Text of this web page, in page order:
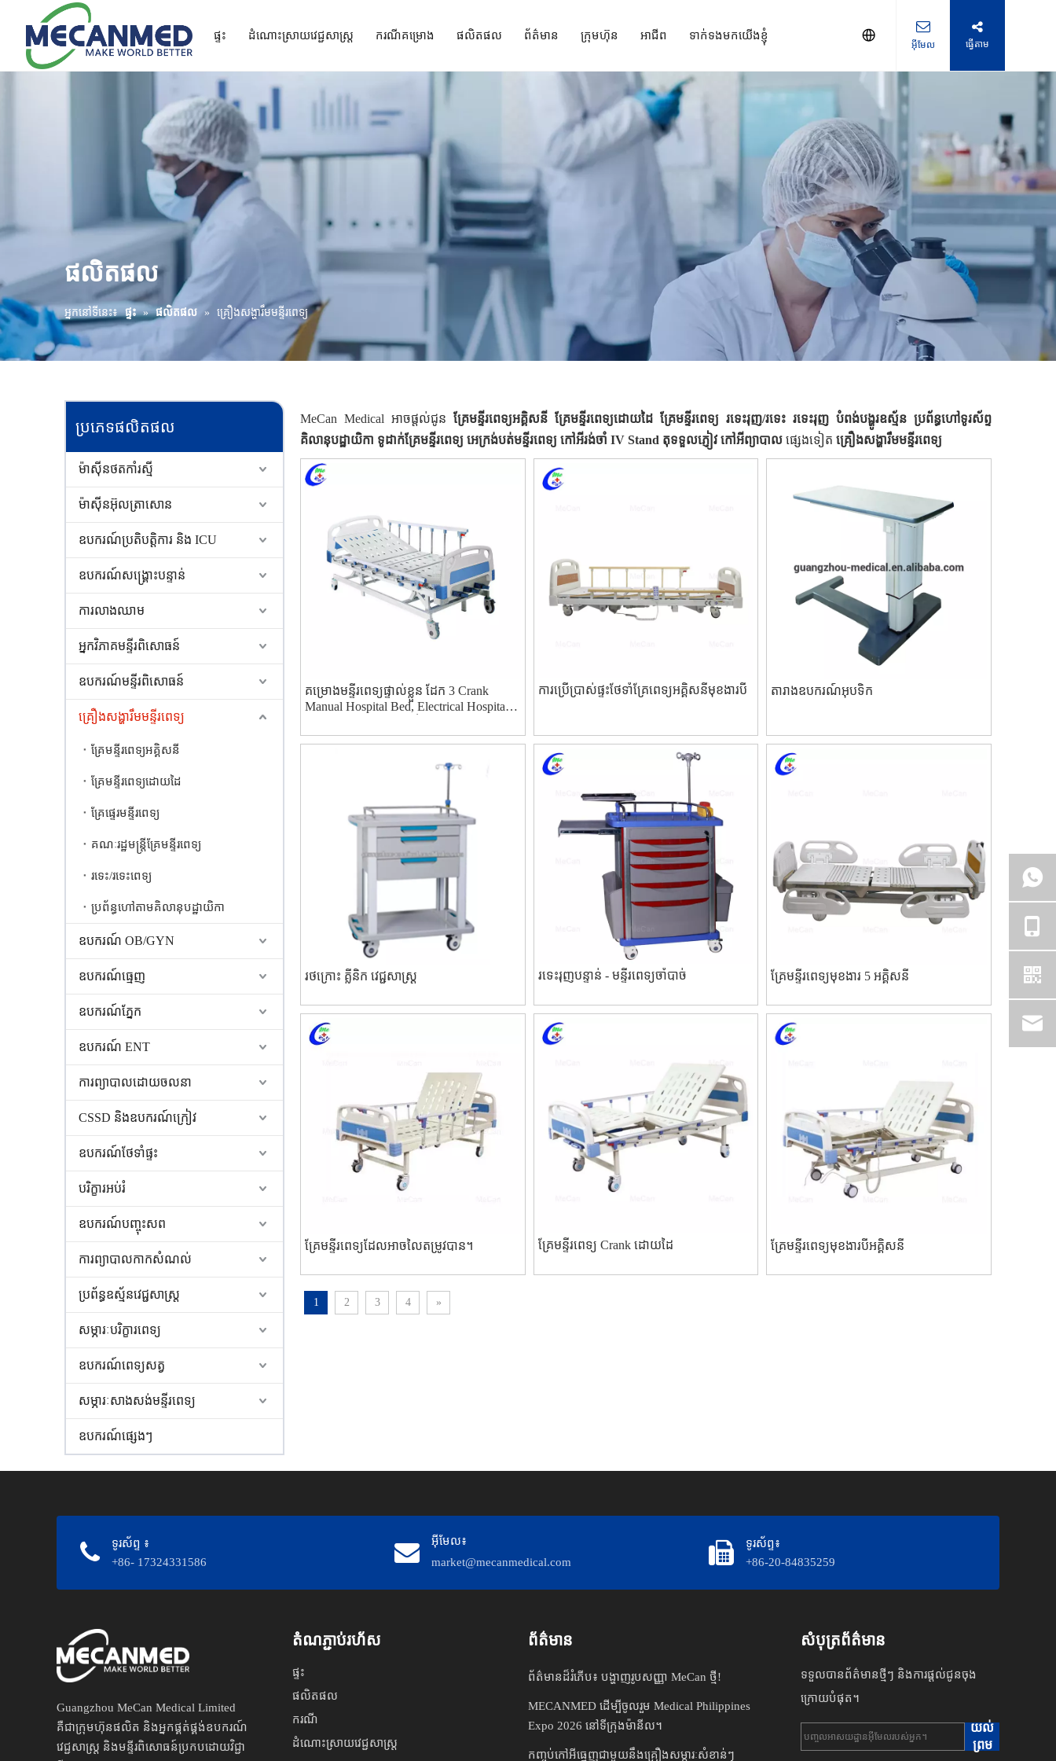
ផ្ទះ ដំណោះស្រាយវេជ្ជសាស្រ្ត ករណីគម្រោង ផលិតផល ព័ត៌មាន ក្រុមហ៊ុន អាជីព ទាក់ទងមកយើងខ្ញុំ
អ៊ីមែល ធ្វើតាម
ផលិតផល
អ្នកនៅទីនេះ៖ ផ្ទះ » ផលិតផល » គ្រឿងសង្ហារឹមមន្ទីរពេទ្យ
ប្រភេទផលិតផល
ម៉ាស៊ីនថតកាំរស្មី
ម៉ាស៊ីនអ៊ុលត្រាសោន
ឧបករណ៍ប្រតិបត្តិការ និង ICU
ឧបករណ៍សង្គ្រោះបន្ទាន់
ការលាងឈាម
អ្នកវិភាគមន្ទីរពិសោធន៍
ឧបករណ៍មន្ទីរពិសោធន៍
គ្រឿងសង្ហារឹមមន្ទីរពេទ្យ
គ្រែមន្ទីរពេទ្យអគ្គិសនី
គ្រែមន្ទីរពេទ្យដោយដៃ
គ្រែផ្ទេរមន្ទីរពេទ្យ
គណៈរដ្ឋមន្ត្រីគ្រែមន្ទីរពេទ្យ
រទេះ/រទេះពេទ្យ
ប្រព័ន្ធហៅតាមគិលានុបដ្ឋាយិកា
ឧបករណ៍ OB/GYN
ឧបករណ៍ធ្មេញ
ឧបករណ៍ភ្នែក
ឧបករណ៍ ENT
ការព្យាបាលដោយចលនា
CSSD និងឧបករណ៍ក្រៀវ
ឧបករណ៍ថែទាំផ្ទះ
បរិក្ខារអប់រំ
ឧបករណ៍បញ្ចុះសព
ការព្យាបាលកាកសំណល់
ប្រព័ន្ធឧស្ម័នវេជ្ជសាស្ត្រ
សម្ភារៈបរិក្ខារពេទ្យ
ឧបករណ៍ពេទ្យសត្វ
សម្ភារៈសាងសង់មន្ទីរពេទ្យ
ឧបករណ៍ផ្សេងៗ
MeCan Medical អាចផ្តល់ជូន គ្រែមន្ទីរពេទ្យអគ្គិសនី គ្រែមន្ទីរពេទ្យដោយដៃ គ្រែមន្ទីរពេទ្យ រទេះរុញ/រទេះ រទេះរុញ បំពង់បង្ហូរឧស្ម័ន ប្រព័ន្ធហៅទូរស័ព្ទ
គិលានុបដ្ឋាយិកា ទូដាក់គ្រែមន្ទីរពេទ្យ អេក្រង់បត់មន្ទីរពេទ្យ កៅអីរង់ចាំ IV Stand តុទទួលភ្ញៀវ កៅអីព្យាបាល ផ្សេងទៀត គ្រឿងសង្ហារឹមមន្ទីរពេទ្យ
គម្រោងមន្ទីរពេទ្យផ្ទាល់ខ្លួន ដែក 3 Crank
Manual Hospital Bed, Electrical Hospital
ការប្រើប្រាស់ផ្ទះថែទាំគ្រែពេទ្យអគ្គិសនីមុខងារបី តារាងឧបករណ៍អុបទិក
រថក្រោះ គ្លីនិក វេជ្ជសាស្រ្ដ រទេះរុញបន្ទាន់ - មន្ទីរពេទ្យចាំបាច់ គ្រែមន្ទីរពេទ្យមុខងារ 5 អគ្គិសនី
គ្រែមន្ទីរពេទ្យដែលអាចលៃតម្រូវបាន។ គ្រែមន្ទីរពេទ្យ Crank ដោយដៃ គ្រែមន្ទីរពេទ្យមុខងារបីអគ្គិសនី
1 2 3 4 »
ទូរស័ព្ទ ៖
+86- 17324331586
អ៊ីមែល៖
market@mecanmedical.com
ទូរស័ព្ទ៖
+86-20-84835259
Guangzhou MeCan Medical Limited
គឺជាក្រុមហ៊ុនផលិត និងអ្នកផ្គត់ផ្គង់ឧបករណ៍
វេជ្ជសាស្ត្រ និងមន្ទីរពិសោធន៍ប្រកបដោយវិជ្ជា
តំណភ្ជាប់រហ័ស
ផ្ទះ
ផលិតផល
ករណី
ដំណោះស្រាយវេជ្ជសាស្រ្ត
ព័ត៌មាន
ព័ត៌មាន​ដ៏​រំភើប៖ បង្ហាញ​រូប​សញ្ញា MeCan ថ្មី!
MECANMED ដើម្បីចូលរួម Medical Philippines
Expo 2026 នៅទីក្រុងម៉ានីល។
កញ្ចប់កៅអីធ្មេញជាមួយនឹងគ្រឿងសម្ភារៈសំខាន់ៗ
សំបុត្រព័ត៌មាន
ទទួលបានព័ត៌មានថ្មីៗ និងការផ្តល់ជូនចុង
ក្រោយបំផុត។
យល់
ព្រម